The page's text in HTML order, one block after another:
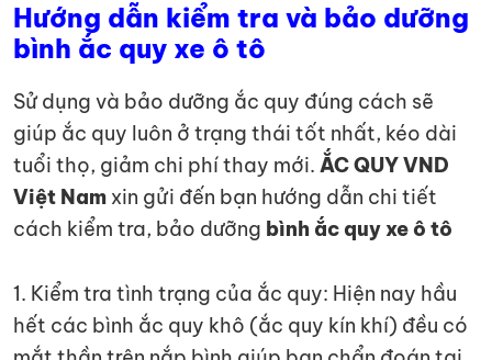
Hướng dẫn kiểm tra và bảo dưỡng
bình ắc quy xe ô tô
Sử dụng và bảo dưỡng ắc quy đúng cách sẽ
giúp ắc quy luôn ở trạng thái tốt nhất, kéo dài
tuổi thọ, giảm chi phí thay mới. ẮC QUY VND
Việt Nam xin gửi đến bạn hướng dẫn chi tiết
cách kiểm tra, bảo dưỡng bình ắc quy xe ô tô
1. Kiểm tra tình trạng của ắc quy: Hiện nay hầu
hết các bình ắc quy khô (ắc quy kín khí) đều có